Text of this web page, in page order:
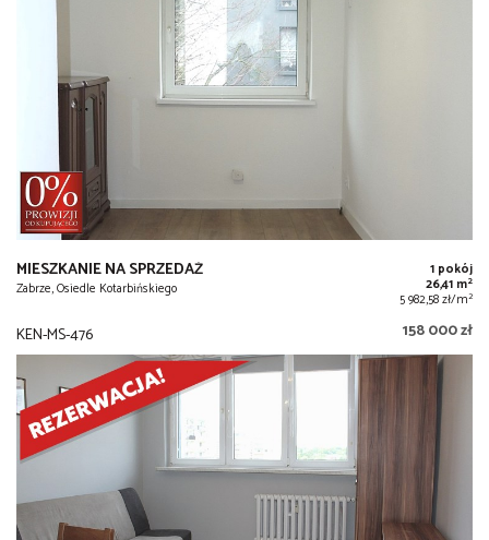
MIESZKANIE NA SPRZEDAŻ
Zabrze, Osiedle Kotarbińskiego
1 pokój
26,41 m2
5 982,58 zł/m2
KEN-MS-476 158 000 zł